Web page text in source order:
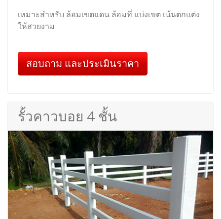
เหมาะสำหรับ ล้อมเขตแดน ล้อมที่ แบ่งเขต เน้นตกแต่ง
ให้สวยงาม
สอบถาม และประเมินราคา
รั้วคาวบอย 4 ชั้น